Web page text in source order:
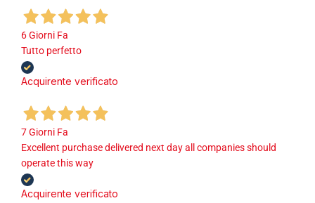
6 Giorni Fa
Tutto perfetto
Acquirente verificato
7 Giorni Fa
Excellent purchase delivered next day all companies should
operate this way
Acquirente verificato